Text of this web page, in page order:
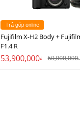
Trả góp online
Fujifilm X-H2 Body +
F1.4 R
53,900,000đ 60,000,000